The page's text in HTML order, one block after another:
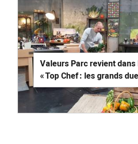
Valeurs Parc revient dans
« Top Chef : les grands